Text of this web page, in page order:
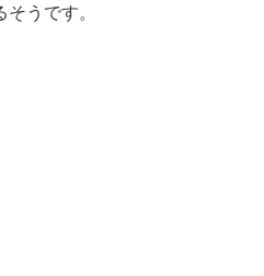
うです。